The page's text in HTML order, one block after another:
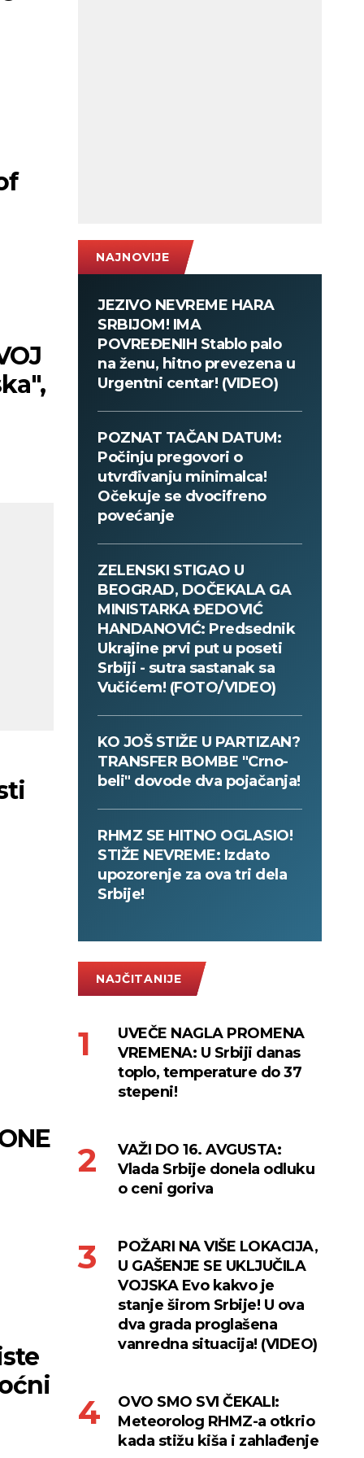
NAJNOVIJE
JEZIVO NEVREME HARA
SRBIJOM! IMA
POVREĐENIH Stablo palo
na ženu, hitno prevezena u
Urgentni centar! (VIDEO)
POZNAT TAČAN DATUM:
Počinju pregovori o
utvrđivanju minimalca!
Očekuje se dvocifreno
povećanje
ZELENSKI STIGAO U
BEOGRAD, DOČEKALA GA
MINISTARKA ĐEDOVIĆ
HANDANOVIĆ: Predsednik
Ukrajine prvi put u poseti
Srbiji - sutra sastanak sa
Vučićem! (FOTO/VIDEO)
KO JOŠ STIŽE U PARTIZAN?
TRANSFER BOMBE "Crno-
beli" dovode dva pojačanja!
RHMZ SE HITNO OGLASIO!
STIŽE NEVREME: Izdato
upozorenje za ova tri dela
Srbije!
NAJČITANIJE
UVEČE NAGLA PROMENA
VREMENA: U Srbiji danas
toplo, temperature do 37
stepeni!
VAŽI DO 16. AVGUSTA:
Vlada Srbije donela odluku
o ceni goriva
POŽARI NA VIŠE LOKACIJA,
U GAŠENJE SE UKLJUČILA
VOJSKA Evo kakvo je
stanje širom Srbije! U ova
dva grada proglašena
vanredna situacija! (VIDEO)
OVO SMO SVI ČEKALI:
Meteorolog RHMZ-a otkrio
kada stižu kiša i zahlađenje